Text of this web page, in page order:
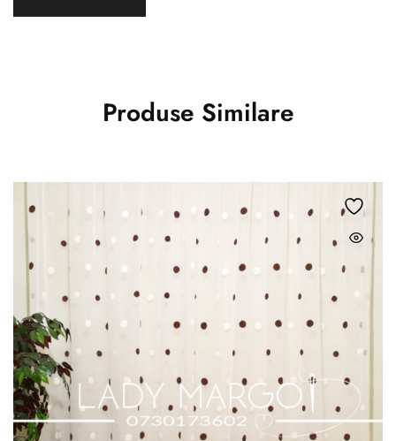
Produse Similare